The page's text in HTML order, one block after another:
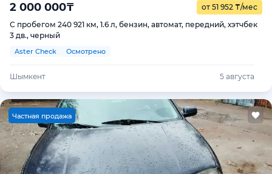
2 000 000₸ от 51 952 ₸/мес
С пробегом 240 921 км, 1.6 л, бензин, автомат, передний, хэтчбек
3 дв., черный
Aster Check Осмотрено
Шымкент 5 августа
Частная продажа